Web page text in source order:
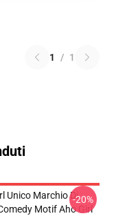
1 / 1
Unico Marchio Di
Motif Aho Girl
-20%